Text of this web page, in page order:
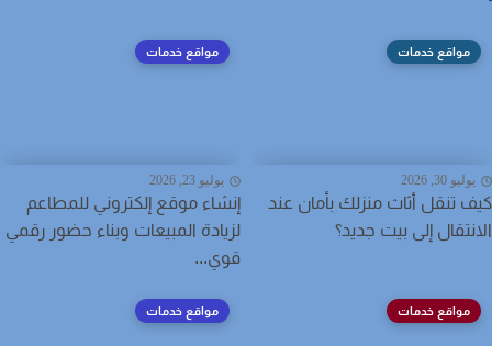
مواقع خدمات
30, 2026
تنقل أثاث منزلك بأمان عند
إلى بيت جديد؟
مواقع خدمات
يوليو 23, 2026
إنشاء موقع إلكتروني للمطاعم
لزيادة المبيعات وبناء حضور رقمي
قوي...
مواقع خدمات مواقع خدمات